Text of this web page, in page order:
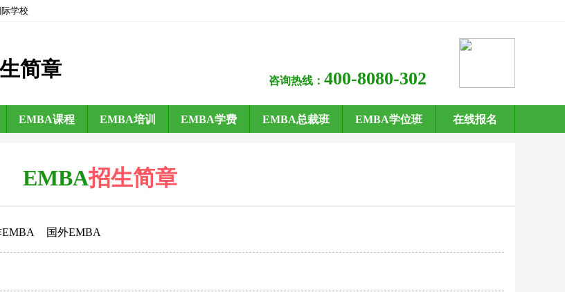
际学校
简章
咨询热线： 400-8080-302
EMBA课程 EMBA培训 EMBA学费 EMBA总裁班 EMBA学位班 在线报名
EMBA招生简章
国外EMBA